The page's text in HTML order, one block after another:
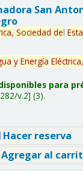
San
Sociedad del
y Energía Eléctrica,
para
v.2 (3).
Hacer reserva
al